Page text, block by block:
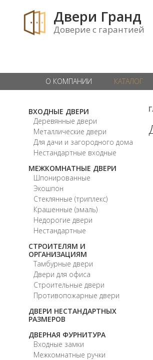
Двери Гранд
Доверие с гарантией
О КОМПАНИИ КАТАЛОГ
ВХОДНЫЕ ДВЕРИ
Деревянные двери
Металлические двери
Для дачи и загородного дома
Нестандартные входные
МЕЖКОМНАТНЫЕ ДВЕРИ
Шпонированные
Экошпон
Стеклянные (триплекс)
Крашенные (эмаль)
Недорогие двери
Нестандартные
СТРОИТЕЛЯМ И
ОРГАНИЗАЦИЯМ
Тамбурные двери
Двери для офиса
Строительные двери
Противопожарные двери
ДВЕРИ НЕСТАНДАРТНЫХ
РАЗМЕРОВ
ДВЕРНАЯ ФУРНИТУРА
Входные замки
Межкомнатные ручки